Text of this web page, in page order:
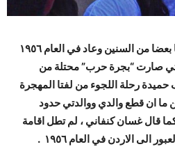
مكث الحاج يوسف في أميركا بعضا من السنين وعاد في العام ١٩٥٦
صارت “بجرة حرب” محتلة من
رحلة اللجوء من لفتا المهجرة
ما ان قطع والدي ووالدتي حدود
قال غسان كنفاني ، لم تطل اقامة
الى الاردن في العام ١٩٥٦ .